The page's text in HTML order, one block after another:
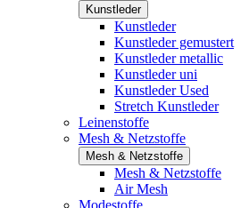
Kunstleder
Kunstleder
Kunstleder gemustert
Kunstleder metallic
Kunstleder uni
Kunstleder Used
Stretch Kunstleder
Leinenstoffe
Mesh & Netzstoffe
Mesh & Netzstoffe
Mesh & Netzstoffe
Air Mesh
Modestoffe